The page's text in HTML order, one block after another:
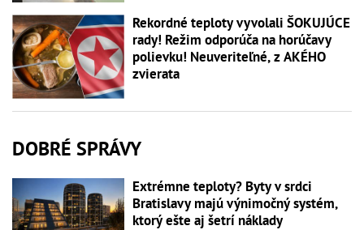
Rekordné teploty vyvolali ŠOKUJÚCE
rady! Režim odporúča na horúčavy
polievku! Neuveriteľné, z AKÉHO
zvierata
DOBRÉ SPRÁVY
Extrémne teploty? Byty v srdci
Bratislavy majú výnimočný systém,
ktorý ešte aj šetrí náklady